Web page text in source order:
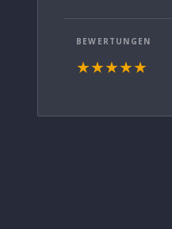
BEWERTUNGEN
★★★★★